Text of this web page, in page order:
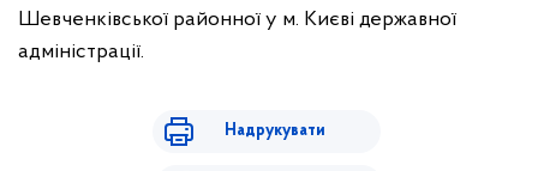
Шевченківської районної у м. Києві державної
адміністрації.
Надрукувати